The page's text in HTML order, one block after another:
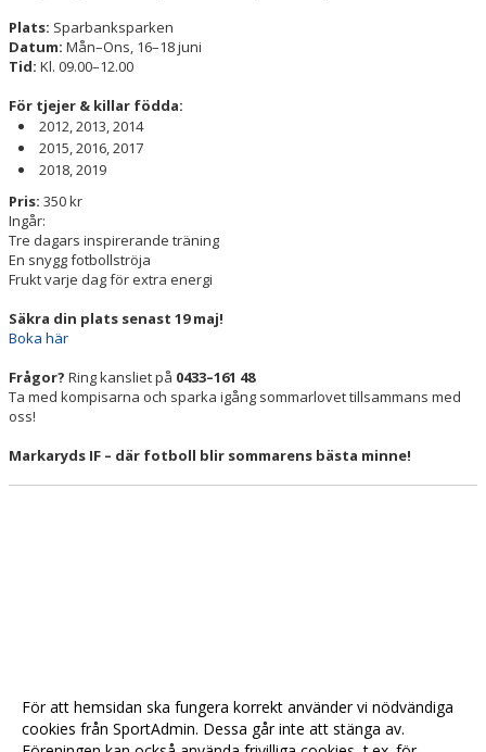
INITIATIV & PROJEKT
FOTBOLLSSKOLAN
REAL BETIS CAMP
Plats: Sparbanksparken
Datum: Mån–Ons, 16–18 juni
Tid: Kl. 09.00–12.00
För tjejer & killar födda:
2012, 2013, 2014
2015, 2016, 2017
2018, 2019
Pris: 350 kr
Ingår:
Tre dagars inspirerande träning
En snygg fotbollströja
Frukt varje dag för extra energi
Säkra din plats senast 19 maj!
Boka här
Frågor? Ring kansliet på 0433–161 48
Ta med kompisarna och sparka igång sommarlovet tillsammans med
oss!
Markaryds IF – där fotboll blir sommarens bästa minne!
För att hemsidan ska fungera korrekt använder vi nödvändiga
cookies från SportAdmin. Dessa går inte att stänga av.